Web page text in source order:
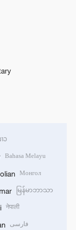
ວ
Bahasa Melayu
Монгол
မြန်မာဘာသာ
नेपाली
فارسی